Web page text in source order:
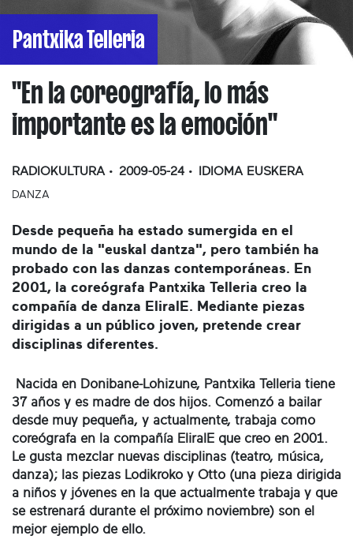
Pantxika Telleria
"En la coreografía, lo más
importante es la emoción"
RADIOKULTURA 2009-05-24 IDIOMA EUSKERA
DANZA
Desde pequeña ha estado sumergida en el
mundo de la "euskal dantza", pero también ha
probado con las danzas contemporáneas. En
2001, la coreógrafa Pantxika Telleria creo la
compañía de danza EliralE. Mediante piezas
dirigidas a un público joven, pretende crear
disciplinas diferentes.
Nacida en Donibane-Lohizune, Pantxika Telleria tiene
37 años y es madre de dos hijos. Comenzó a bailar
desde muy pequeña, y actualmente, trabaja como
coreógrafa en la compañía EliraIE que creo en 2001.
Le gusta mezclar nuevas disciplinas (teatro, música,
danza); las piezas Lodikroko y Otto (una pieza dirigida
a niños y jóvenes en la que actualmente trabaja y que
se estrenará durante el próximo noviembre) son el
mejor ejemplo de ello.